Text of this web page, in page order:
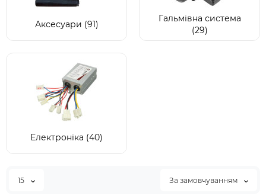
Аксесуари (91)
Гальмівна система
(29)
Електроніка (40)
15 За замовчуванням